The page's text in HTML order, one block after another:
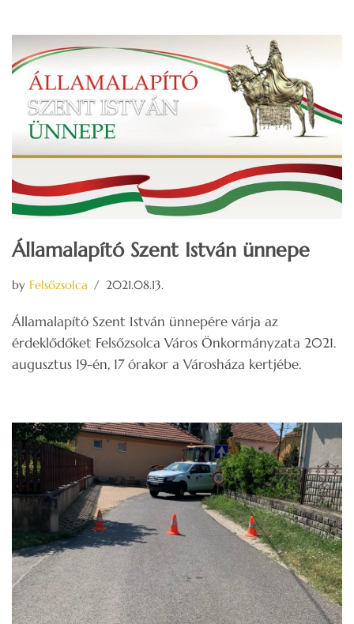
Államalapító Szent István ünnepe
by Felsőzsolca 2021.08.13.
Államalapító Szent István ünnepére várja az
érdeklődőket Felsőzsolca Város Önkormányzata 2021.
augusztus 19-én, 17 órakor a Városháza kertjébe.